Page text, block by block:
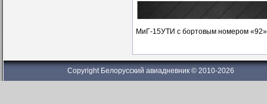
МиГ-15УТИ с бортовым номером «92»
Copyright Белорусский авиадневник © 2010-2026